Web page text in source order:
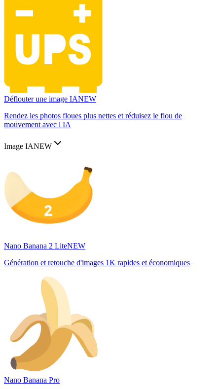
Déflouter une image IANEW
Rendez les photos floues plus nettes et réduisez le flou de
mouvement avec l IA
Image IANEW
Nano Banana 2 LiteNEW
Génération et retouche d'images 1K rapides et économiques
Nano Banana Pro